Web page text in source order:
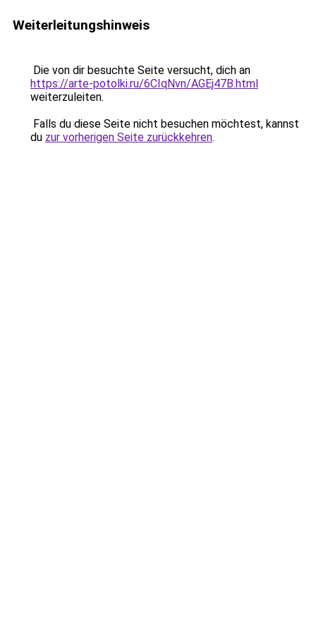
Weiterleitungshinweis
Die von dir besuchte Seite versucht, dich an
https://arte-potolki.ru/6CIqNvn/AGEj47B.html
weiterzuleiten.
Falls du diese Seite nicht besuchen möchtest, kannst
du zur vorherigen Seite zurückkehren.